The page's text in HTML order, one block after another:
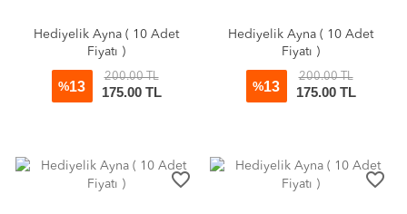
Hediyelik Ayna ( 10 Adet
Fiyatı )
%13
200.00 TL
175.00 TL
Hediyelik Ayna ( 10 Adet
Fiyatı )
%13
200.00 TL
175.00 TL
favorite_border favorite_border